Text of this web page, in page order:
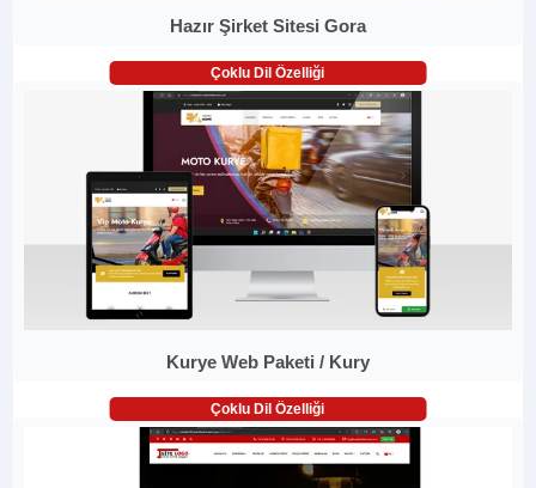
Hazır Şirket Sitesi Gora
Çoklu Dil Özelliği
Kurye Web Paketi / Kury
Çoklu Dil Özelliği